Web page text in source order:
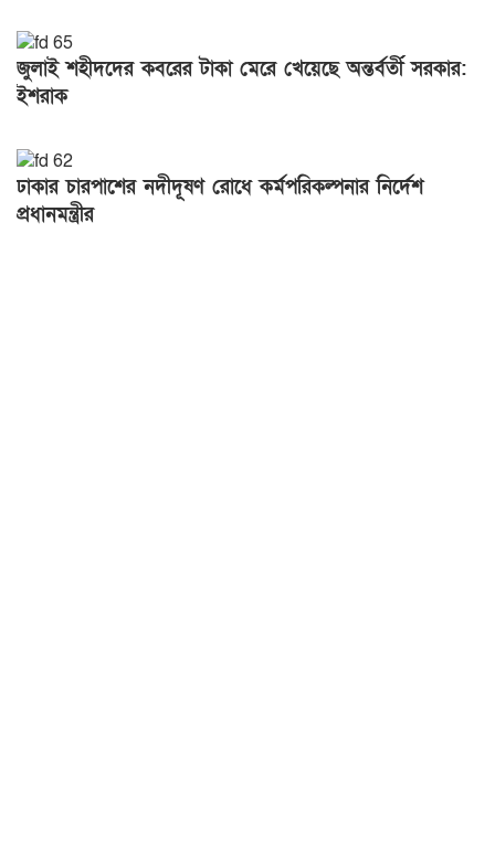
জুলাই শহীদদের কবরের টাকা মেরে খেয়েছে অন্তর্বর্তী সরকার:
ইশরাক
ঢাকার চারপাশের নদীদূষণ রোধে কর্মপরিকল্পনার নির্দেশ
প্রধানমন্ত্রীর